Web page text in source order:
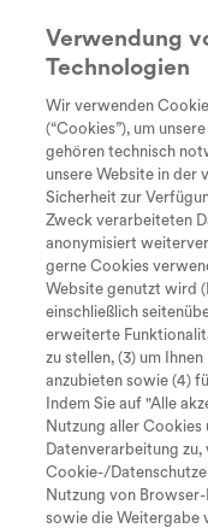
Seite
Zum Inhalt
Zum
Seite
Nach oben
Every Day
Unstoppable
Diagnose
Suche
search
Inklusion &
Inklusion
dazuzugehören
Freizeit und im
Menschen mit
verbunden,
Wege, gute
Erfahrungen.
Community-
Perspektiven
und ein
Verwendung
Technologien
Wir verwenden
(“Cookies”), um
gehören technisch
unsere Website in der
Sicherheit zur
Zweck verarbeiteten
anonymisiert
gerne Cookies
Website genutzt wird
einschließlich
erweiterte
zu stellen, (3) um
anzubieten sowie (4)
Indem Sie auf "Alle
Nutzung aller
Datenverarbeitung zu,
Cookie-/
Nutzung von
sowie die Weitergabe